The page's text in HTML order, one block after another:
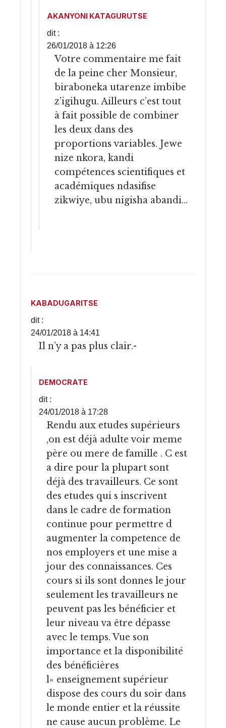
AKANYONI KATAGURUTSE
dit :
26/01/2018 à 12:26
Votre commentaire me fait
de la peine cher Monsieur,
biraboneka utarenze imbibe
z’igihugu. Ailleurs c’est tout
à fait possible de combiner
les deux dans des
proportions variables. Jewe
nize nkora, kandi
compétences scientifiques et
académiques ndasifise
zikwiye, ubu nigisha abandi…
KABADUGARITSE
dit :
24/01/2018 à 14:41
Il n’y a pas plus clair.-
DEMOCRATE
dit :
24/01/2018 à 17:28
Rendu aux etudes supérieurs
,on est déjà adulte voir meme
père ou mere de famille . C est
a dire pour la plupart sont
déjà des travailleurs. Ce sont
des etudes qui s inscrivent
dans le cadre de formation
continue pour permettre d
augmenter la competence de
nos employers et une mise a
jour des connaissances. Ces
cours si ils sont donnes le jour
seulement les travailleurs ne
peuvent pas les bénéficier et
leur niveau va être dépasse
avec le temps. Vue son
importance et la disponibilité
des bénéficières
l« enseignement supérieur
dispose des cours du soir dans
le monde entier et la réussite
ne cause aucun problème. Le